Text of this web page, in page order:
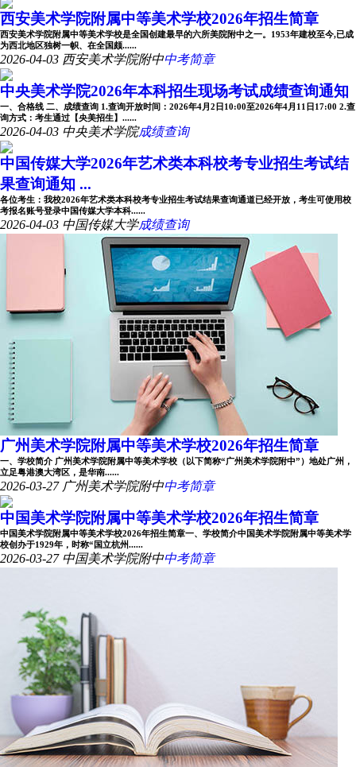
西安美术学院附属中等美术学校2026年招生简章
西安美术学院附属中等美术学校是全国创建最早的六所美院附中之一。1953年建校至今,已成
为西北地区独树一帜、在全国颇......
2026-04-03 西安美术学院附中中考简章
中央美术学院2026年本科招生现场考试成绩查询通知
一、合格线 二、成绩查询 1.查询开放时间：2026年4月2日10:00至2026年4月11日17:00 2.查
询方式：考生通过【央美招生】......
2026-04-03 中央美术学院成绩查询
中国传媒大学2026年艺术类本科校考专业招生考试结
果查询通知 ...
各位考生：我校2026年艺术类本科校考专业招生考试结果查询通道已经开放，考生可使用校
考报名账号登录中国传媒大学本科......
2026-04-03 中国传媒大学成绩查询
广州美术学院附属中等美术学校2026年招生简章
一、学校简介 广州美术学院附属中等美术学校（以下简称“广州美术学院附中”）地处广州，
立足粤港澳大湾区，是华南......
2026-03-27 广州美术学院附中中考简章
中国美术学院附属中等美术学校2026年招生简章
中国美术学院附属中等美术学校2026年招生简章一、学校简介中国美术学院附属中等美术学
校创办于1929年，时称“国立杭州......
2026-03-27 中国美术学院附中中考简章